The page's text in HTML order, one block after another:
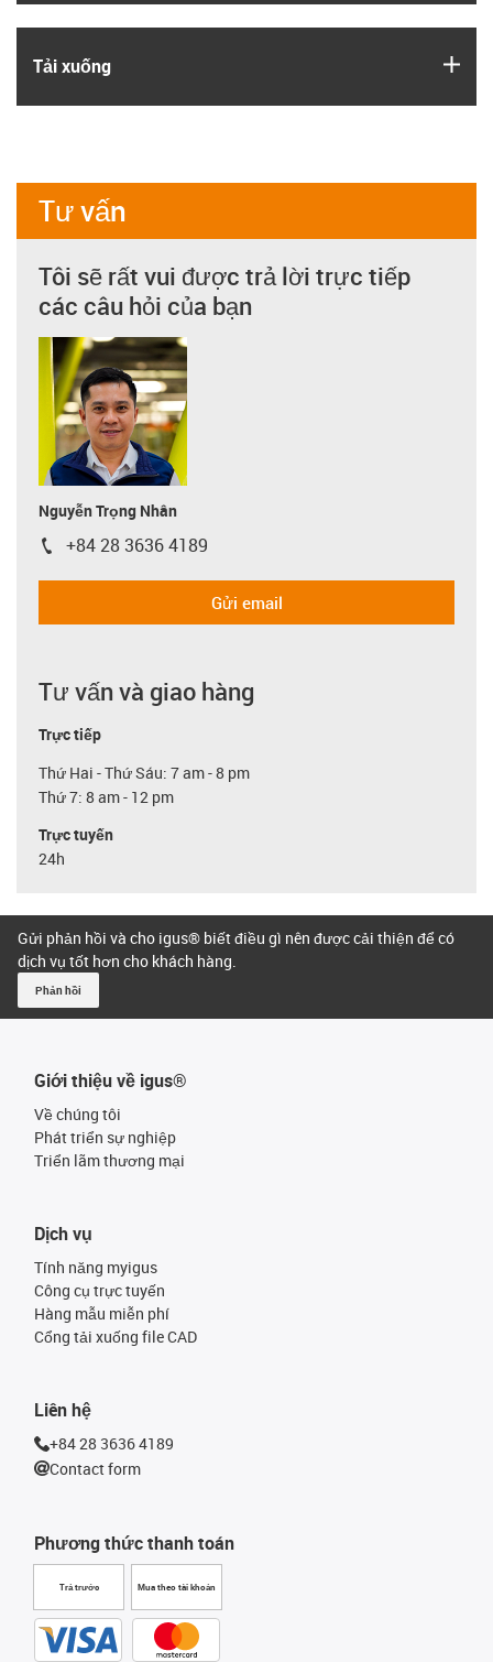
Tải xuống
Tư vấn
Tôi sẽ rất vui được trả lời trực tiếp
các câu hỏi của bạn
Nguyễn Trọng Nhân
igus-icon-phone
+84 28 3636 4189
Gửi email
Tư vấn và giao hàng
Trực tiếp
Thứ Hai - Thứ Sáu: 7 am - 8 pm
Thứ 7: 8 am - 12 pm
Trực tuyến
24h
Gửi phản hồi và cho igus® biết điều gì nên được cải thiện để có
dịch vụ tốt hơn cho khách hàng.
Phản hồi
Giới thiệu về igus®
Về chúng tôi
Phát triển sự nghiệp
Triển lãm thương mại
Phương thức thanh toán
Trả trước Mua theo tài khoản
Dịch vụ
Tính năng myigus
Công cụ trực tuyến
Hàng mẫu miễn phí
Cổng tải xuống file CAD
Liên hệ
+84 28 3636 4189
Contact form